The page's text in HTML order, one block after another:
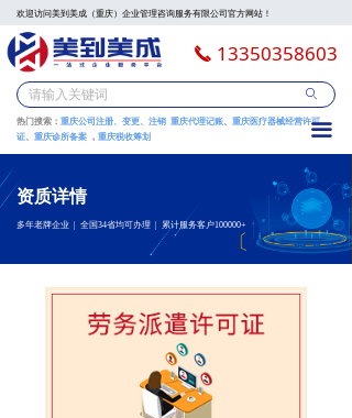
ꄙ
热门搜索： 重庆公司注册、变更、注销 重庆代理记账、 重庆医疗器械经营许可
证、 重庆诊所备案 ， 重庆税收筹划
欢迎访问美到美成（重庆）企业管理咨询服务有限公司官方网站！
끀
끅 13350358603
资质详情
多年老牌企业 | 全国34省均可办理 | 累计服务客户100000+